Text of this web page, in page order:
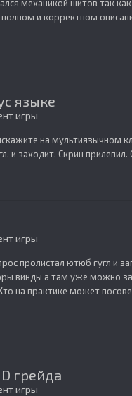
механикой щитов так
и корректном
языке
игры
на мультиязычном
и заходит. Скрин прилепил.
игры
пролистал ютюб гугл и
винды а там уже можно
на практике может
грейда
игры